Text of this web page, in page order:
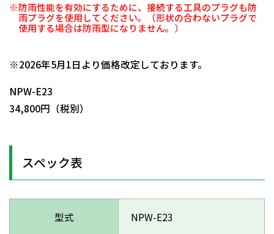
※防雨性能を有効にするために、接続する工具のプラグも防
雨プラグを使用してください。（形状の合わないプラグで
使用する場合は防雨型になりません。）
※2026年5月1日より価格改定しております。
NPW-E23
34,800円（税別）
スペック表
型式 NPW-E23